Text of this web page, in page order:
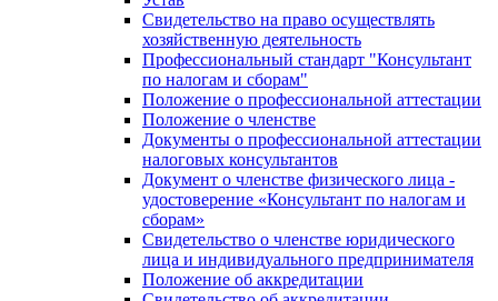
Свидетельство на право осуществлять
хозяйственную деятельность
Профессиональный стандарт "Консультант
по налогам и сборам"
Положение о профессиональной аттестации
Положение о членстве
Документы о профессиональной аттестации
налоговых консультантов
Документ о членстве физического лица -
удостоверение «Консультант по налогам и
сборам»
Свидетельство о членстве юридического
лица и индивидуального предпринимателя
Положение об аккредитации